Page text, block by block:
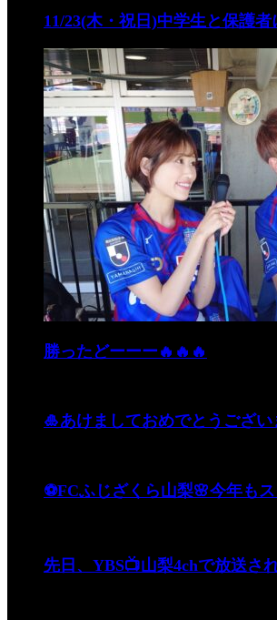
11/23(木・祝日)中学生と保護
勝ったどーーー🔥🔥🔥
🎍あけましておめでとうござい
⚽️FCふじざくら山梨🌸今年も
先日、YBS📺山梨4chで放送さ